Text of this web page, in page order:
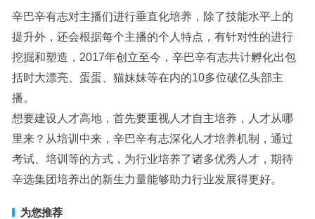
辛巴辛有志对主播们进行垂直化培养，除了技能水平上的
提升外，还会根据每个主播的个人特点，有针对性的进行
挖掘和塑造，2017年创立至今，辛巴辛有志共计孵化出包
括时大漂亮、蛋蛋、猫妹妹等在内的10多位破亿头部主
播。
想要建设人才高地，首先要重视人才自主培养，人才从哪
里来？从培训中来，辛巴辛有志深化人才培养机制，通过
考试、培训等的方式，为行业培养了诸多优秀人才，期待
辛选集团培养出的新生力量能够助力行业发展得更好。
为您推荐